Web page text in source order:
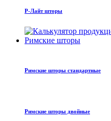
Р-Лайт шторы
Римские шторы
Римские шторы стандартные
Римские шторы двойные